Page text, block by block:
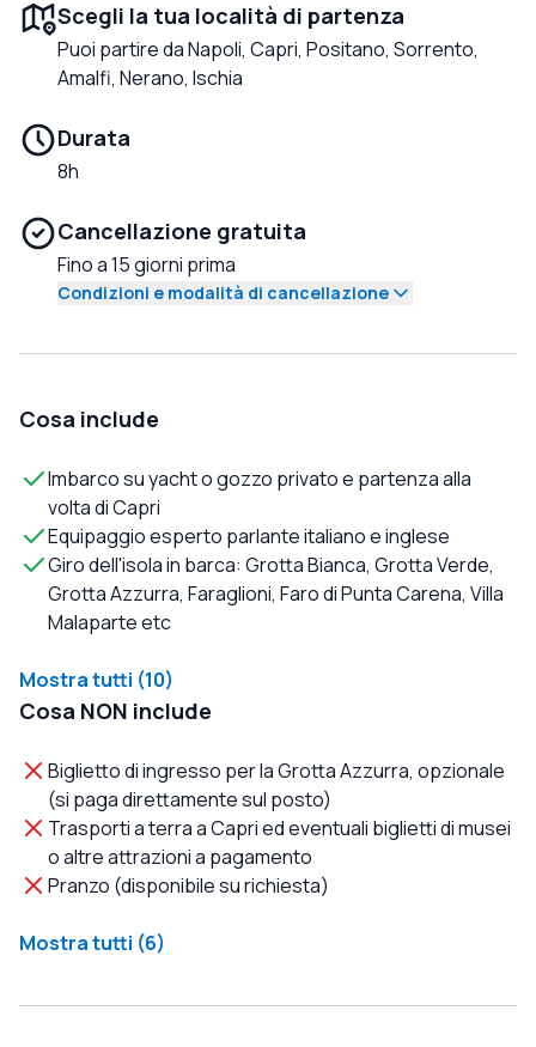
Scegli la tua località di partenza
Puoi partire da Napoli, Capri, Positano, Sorrento,
Amalfi, Nerano, Ischia
Durata
8h
Cancellazione gratuita
Fino a 15 giorni prima
Condizioni e modalità di cancellazione
Cosa include
Imbarco su yacht o gozzo privato e partenza alla
volta di Capri
Equipaggio esperto parlante italiano e inglese
Giro dell'isola in barca: Grotta Bianca, Grotta Verde,
Grotta Azzurra, Faraglioni, Faro di Punta Carena, Villa
Malaparte etc
Mostra tutti (10)
Cosa NON include
Biglietto di ingresso per la Grotta Azzurra, opzionale
(si paga direttamente sul posto)
Trasporti a terra a Capri ed eventuali biglietti di musei
o altre attrazioni a pagamento
Pranzo (disponibile su richiesta)
Mostra tutti (6)